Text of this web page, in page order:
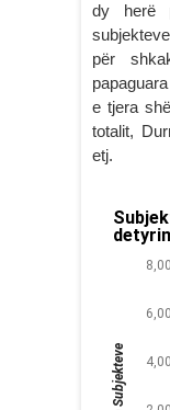
dy herë
për
e tjera
totalit,
etj.